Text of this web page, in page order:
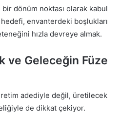
bir dönüm noktası olarak kabul
envanterdeki boşlukları
hızla devreye almak.
ve Geleceğin Füze
adediyle değil, üretilecek
de dikkat çekiyor.